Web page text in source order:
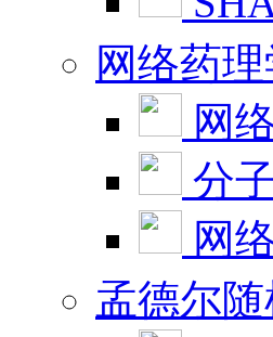
网络药
网
分
网
孟德尔